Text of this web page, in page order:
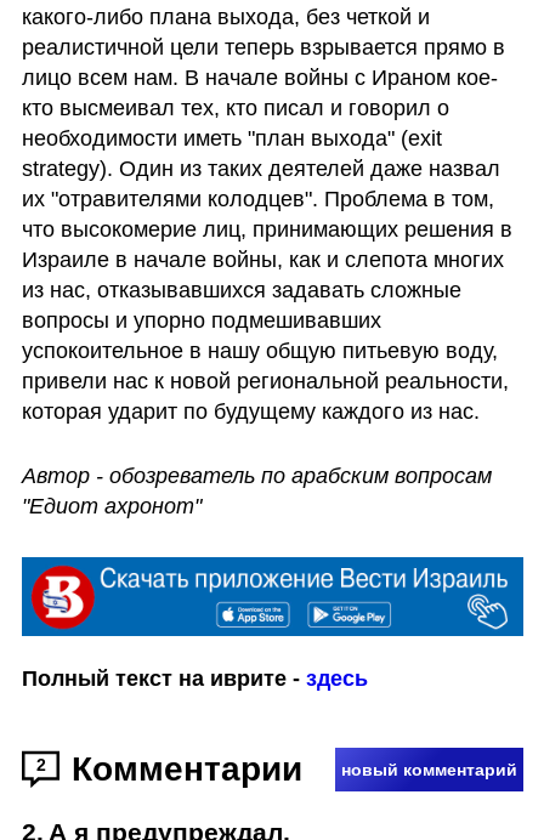
какого-либо плана выхода, без четкой и
реалистичной цели теперь взрывается прямо в
лицо всем нам. В начале войны с Ираном кое-
кто высмеивал тех, кто писал и говорил о
необходимости иметь "план выхода" (exit
strategy). Один из таких деятелей даже назвал
их "отравителями колодцев". Проблема в том,
что высокомерие лиц, принимающих решения в
Израиле в начале войны, как и слепота многих
из нас, отказывавшихся задавать сложные
вопросы и упорно подмешивавших
успокоительное в нашу общую питьевую воду,
привели нас к новой региональной реальности,
которая ударит по будущему каждого из нас.
Автор - обозреватель по арабским вопросам
"Едиот ахронот"
Полный текст на иврите - здесь
2 Комментарии новый комментарий
2. А я предупреждал,